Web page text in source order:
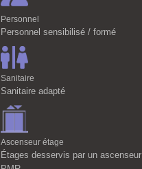
Personnel
Personnel sensibilisé / formé
Sanitaire
Sanitaire adapté
Ascenseur étage
Étages desservis par un ascenseur